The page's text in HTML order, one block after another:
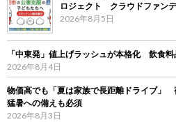
ロジェクト クラウドファン
2026年8月5日
「中東発」値上げラッシュが本格化 飲食
2026年8月4日
物価高でも「夏は家族で長距離ドライブ」
猛暑への備えも必須
2026年8月3日